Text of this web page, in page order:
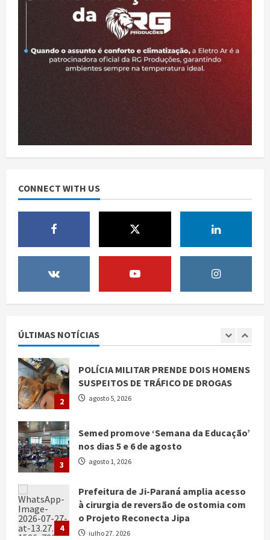
CONNECT WITH US
ÚLTIMAS NOTÍCIAS
SUSPEITOS DE TRÁFICO DE DROGAS
agosto 5, 2026
Semed promove ‘Semana da Educação’
nos dias 5 e 6 de agosto
4
o Projeto Reconecta Jipa
proteção social com ações dos CRAS
idosos e famílias
Repúdio: Saiba Quem São os 8
Vereadores Que Votaram Pela
Mantença de Vereador Condenado No
2
3
Semed promove ‘Semana da Educação’
nos dias 5 e 6 de agosto
4
Prefeitura de Ji-Paraná amplia acesso
à cirurgia de reversão de ostomia com
o Projeto Reconecta Jipa
5
Prefeitura de Ji-Paraná fortalece
proteção social com ações dos CRAS
voltadas a crianças, adolescentes,